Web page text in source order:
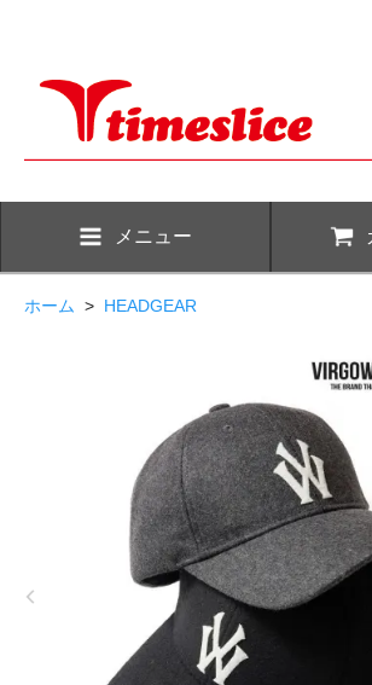
メニュー
ホーム > HEADGEAR